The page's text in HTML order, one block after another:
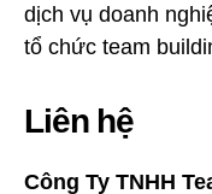
dịch vụ doanh
tổ chức team
Liên hệ
Công Ty TNHH